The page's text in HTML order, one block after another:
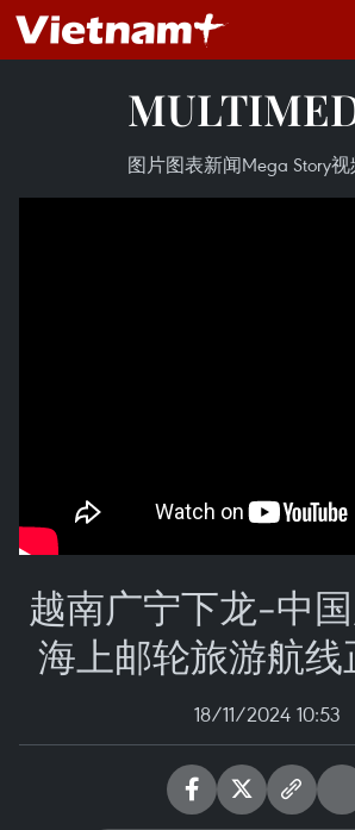
图片图表新闻Mega Story视
越南广宁下龙-中
海上邮轮旅游航线
18/11/2024 10:53